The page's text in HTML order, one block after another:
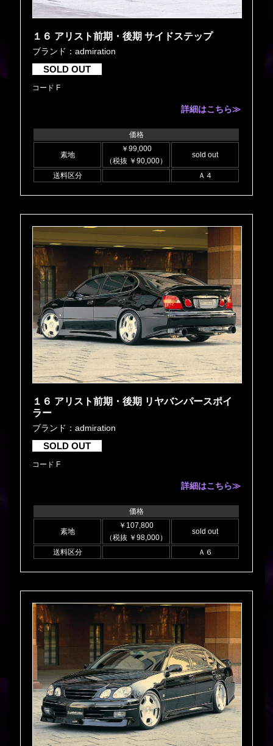
１６ アリスト前期・後期 サイドステップ
ブランド：admiration
SOLD OUT
コード F
詳細はこちら≫
価格
素地
￥99,000
（税抜 ￥90,000）
sold out
送料区分 Ａ４
１６ アリスト前期・後期 リヤバンパースポイ
ラー
ブランド：admiration
SOLD OUT
コード F
詳細はこちら≫
価格
素地
￥107,800
（税抜 ￥98,000）
sold out
送料区分 Ａ６